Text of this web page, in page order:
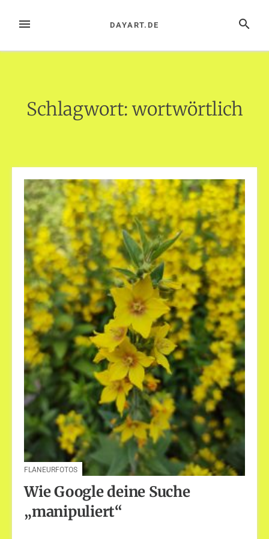
InhaltMENÜ SUCHE
DAYART.DE
Schlagwort:wortwörtlich
FLANEURFOTOS
Wie Google deine Suche
„manipuliert“